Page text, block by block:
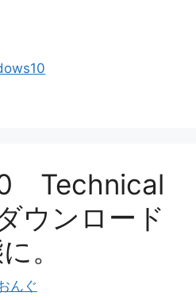
Technical
ウンロード
。
んぐ